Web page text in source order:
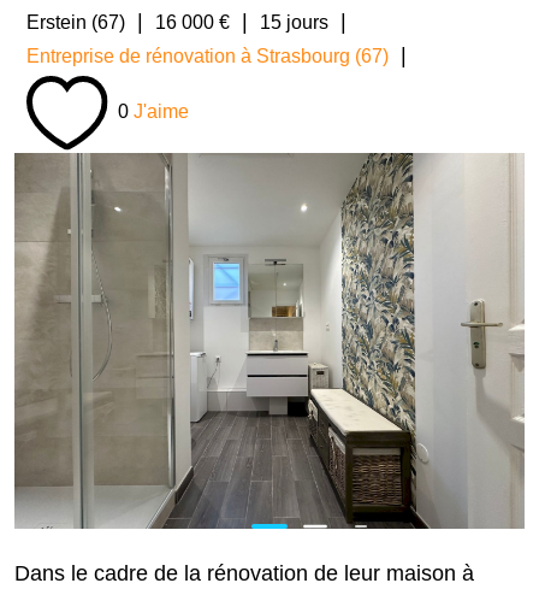
Erstein (67) 16 000 € 15 jours
Entreprise de rénovation à Strasbourg (67)
0 J'aime
Dans le cadre de la rénovation de leur maison à